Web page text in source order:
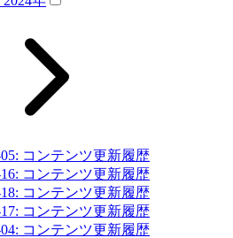
05: コンテンツ更新履歴
16: コンテンツ更新履歴
18: コンテンツ更新履歴
17: コンテンツ更新履歴
04: コンテンツ更新履歴